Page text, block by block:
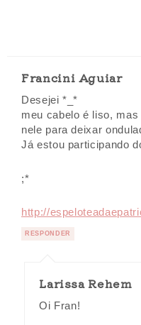
Francini Aguiar
Desejei *_*
meu cabelo é liso,
nele para deixar
Já estou participando
;*
http://
RESPONDER
Larissa Rehem
Oi Fran!